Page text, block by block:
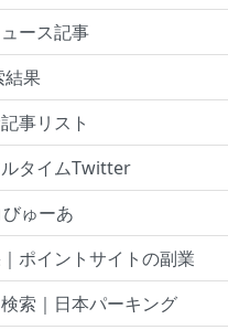
ース記事
結果
事リスト
ルタイムTwitter
ゅーあ
ポイントサイトの副業
索｜日本パーキング